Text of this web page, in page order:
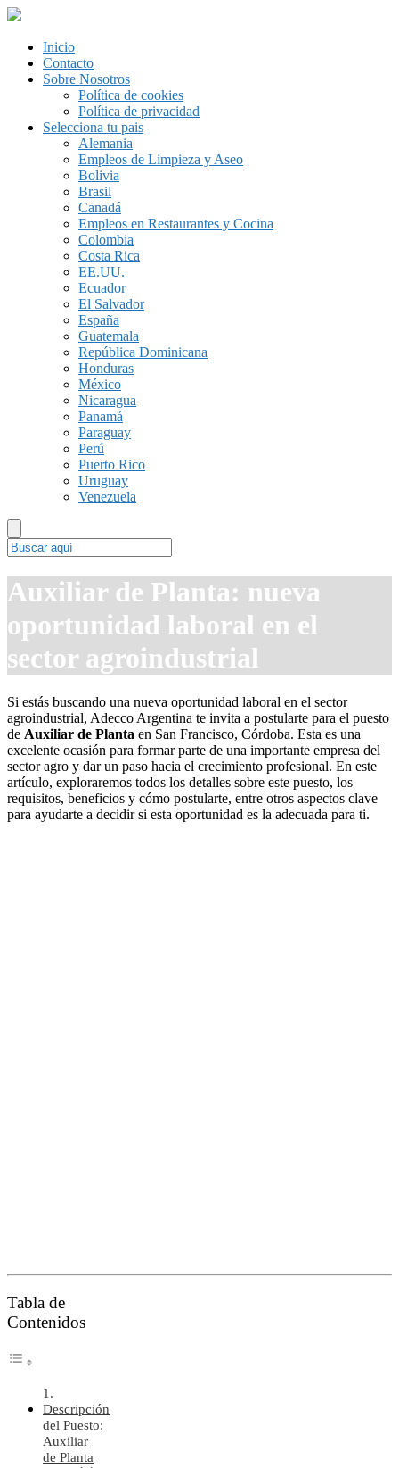
Inicio
Contacto
Sobre Nosotros
Política de cookies
Política de privacidad
Selecciona tu pais
Alemania
Empleos de Limpieza y Aseo
Bolivia
Brasil
Canadá
Empleos en Restaurantes y Cocina
Colombia
Costa Rica
EE.UU.
Ecuador
El Salvador
España
Guatemala
República Dominicana
Honduras
México
Nicaragua
Panamá
Paraguay
Perú
Puerto Rico
Uruguay
Venezuela
Auxiliar de Planta: nueva
oportunidad laboral en el
sector agroindustrial
Si estás buscando una nueva oportunidad laboral en el sector
agroindustrial, Adecco Argentina te invita a postularte para el puesto
de Auxiliar de Planta en San Francisco, Córdoba. Esta es una
excelente ocasión para formar parte de una importante empresa del
sector agro y dar un paso hacia el crecimiento profesional. En este
artículo, exploraremos todos los detalles sobre este puesto, los
requisitos, beneficios y cómo postularte, entre otros aspectos clave
para ayudarte a decidir si esta oportunidad es la adecuada para ti.
Tabla de
Contenidos
Descripción
del Puesto:
Auxiliar
de Planta